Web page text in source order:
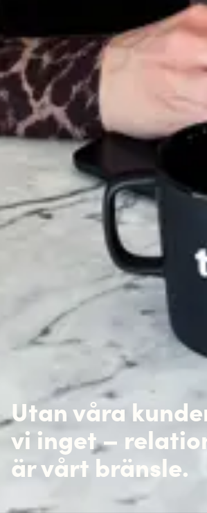
Utan våra
vi inget –
är vårt bränsle.